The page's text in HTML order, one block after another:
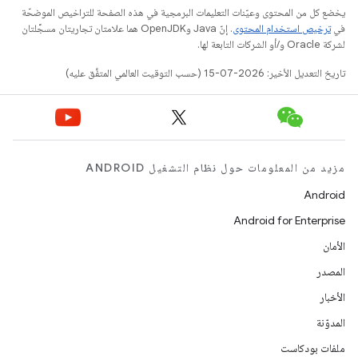
يخضع كل من المحتوى وعيّنات التعليمات البرمجية في هذه الصفحة للتراخيص الموضحّة
فيترخيص استخدام المحتوى
. إنّ Java وOpenJDK هما علامتان تجاريتان مسجَّلتان
لشركة Oracle و/أو الشركات التابعة لها.
تاريخ التعديل الأخير: 2026-07-15 (حسب التوقيت العالمي المتفَّق عليه)
مزيد من المعلومات حول نظام التشغيل ANDROID
Android
Android for Enterprise
الأمان
المصدر
الأخبار
المدوّنة
ملفات بودكاست